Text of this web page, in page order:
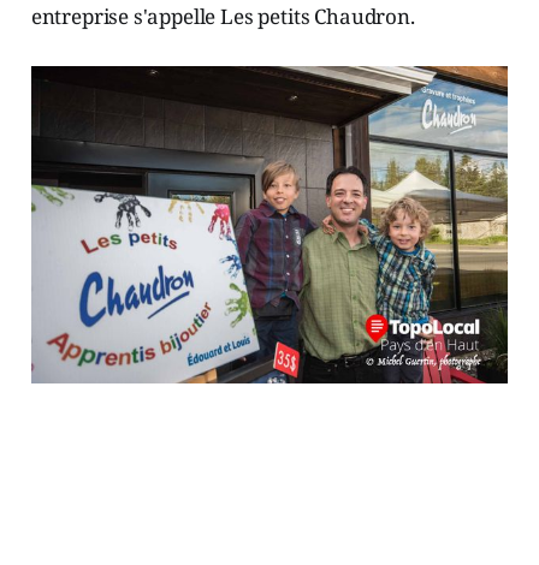
entreprise s'appelle Les petits Chaudron.